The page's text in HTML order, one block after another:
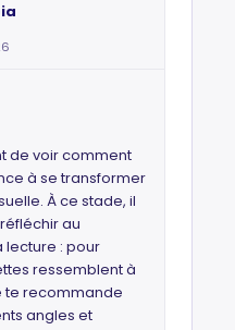
de voir comment
à se transformer
À ce stade, il
au
lecture : pour
ressemblent à
te recommande
angles et